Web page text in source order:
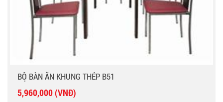
BỘ BÀN ĂN KHUNG THÉP B51
5,960,000 (VNĐ)